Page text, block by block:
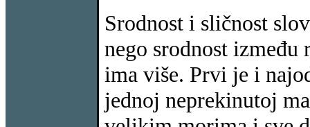
Srodnost i sličnost
nego srodnost između
ima više. Prvi je i
jednoj neprekinutoj